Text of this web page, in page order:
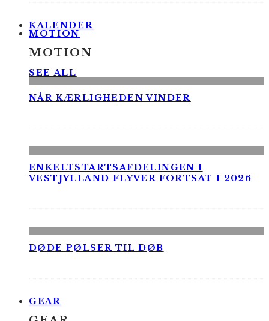
KALENDER
MOTION
MOTION
SEE ALL
NÅR KÆRLIGHEDEN VINDER
ENKELTSTARTSAFDELINGEN I
VESTJYLLAND FLYVER FORTSAT I 2026
DØDE PØLSER TIL DØB
GEAR